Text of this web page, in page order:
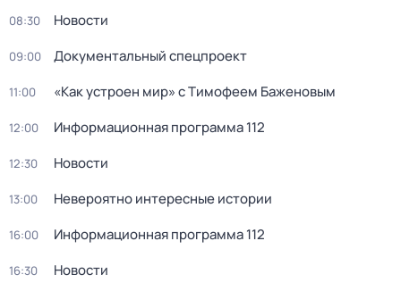
08:30 Новости
09:00 Докyментальный cпецпроект
11:00 «Как устроен мир» с Тимофеем Баженовым
12:00 Информационная программа 112
12:30 Новости
13:00 Невероятно интересные истории
16:00 Информационная программа 112
16:30 Новости